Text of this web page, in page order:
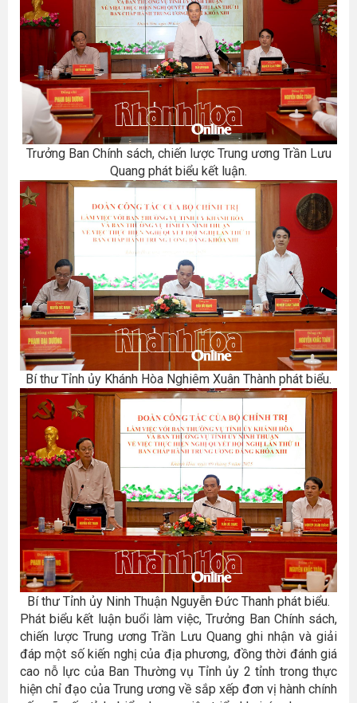
Trưởng Ban Chính sách, chiến lược Trung ương Trần Lưu
Quang phát biểu kết luận.
Bí thư Tỉnh ủy Khánh Hòa Nghiêm Xuân Thành phát biểu.
Bí thư Tỉnh ủy Ninh Thuận Nguyễn Đức Thanh phát biểu.
Phát biểu kết luận buổi làm việc, Trưởng Ban Chính sách,
chiến lược Trung ương Trần Lưu Quang ghi nhận và giải
đáp một số kiến nghị của địa phương, đồng thời đánh giá
cao nỗ lực của Ban Thường vụ Tỉnh ủy 2 tỉnh trong thực
hiện chỉ đạo của Trung ương về sắp xếp đơn vị hành chính